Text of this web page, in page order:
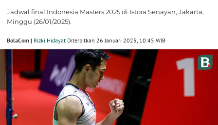
Jadwal final Indonesia Masters 2025 di Istora Senayan, Jakarta,
Minggu (26/01/2025).
BolaCom | Rizki Hidayat Diterbitkan 26 Januari 2025, 10:45 WIB